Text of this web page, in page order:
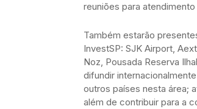
reuniões para
Também estarão
InvestSP: SJK Airport,
Noz, Pousada Reserva
difundir
outros países nesta área;
além de contribuir para a